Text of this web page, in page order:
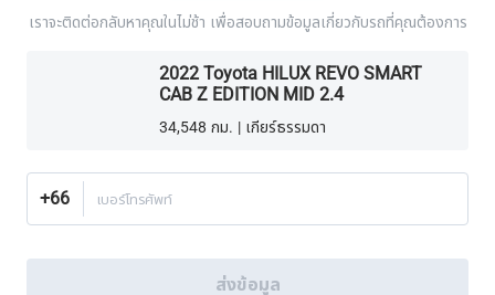
ส่วนประกอบเหล่านี้ยังได้รับการรับรองตามมาตรฐานการรับ
ประกันคุณภาพ CARSOME:
ระบบระบายความร้อน
ระบบไฟฟ้า
ระบบไอเสีย
ระบบเกียร์
เฟืองท้าย
ระบบกันสะเทือน
เราตรวจสอบให้มั่นใจว่าผ้าเบรกทั้งหมดมีความหนาขั้นต่ำ 4.0 มม.
ความหนาขั้นต่ำสำหรับผ้าเบรกคือ 2.0 มม.
เบรค ระบบระบายความร้อน ระบบไฟฟ้า เครื่องยนต์
เราจะติดต่อกลับหาคุณในไม่ช้า เพื่อสอบถามข้อมูลเกี่ยวกับรถที่คุณต้องการ
2022 Toyota HILUX REVO SMART
CAB Z EDITION MID 2.4
34,548 กม. | เกียร์ธรรมดา
+66 เบอร์โทรศัพท์
ส่งข้อมูล